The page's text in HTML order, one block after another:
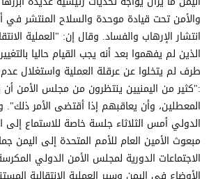
والأمن تحت قيادة موحدة والسلاح المنتشر في
انتشار الإرهاب والفساد. وقال إن: "العملية
الذين لم يفهموا بعد أنه يجب القيام حاليا
طرف لم يتخلوا عن عرقلة العملية واستغلال
:"كثير من اليمنيين ينتظرون من مجلس الأمن
المعطلين، وأن يعاقبهم إذا أقتضى الأمر
الدولي أمس الثلاثاء جلسة خاصة للاستماع إلى
مبعوث الأمين العام للأمم المتحدة إلى اليمن
الاجتماعات الدورية لمجلس الأمن الدولي